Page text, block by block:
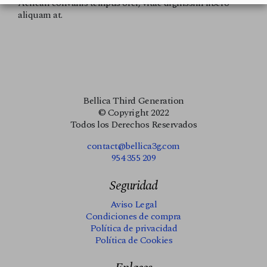
Aenean convallis tempus orci, vitae dignissim libero
aliquam at.
Bellica Third Generation
© Copyright 2022
Todos los Derechos Reservados
contact@bellica3g.com
954 355 209
Seguridad
Aviso Legal
Condiciones de compra
Política de privacidad
Política de Cookies